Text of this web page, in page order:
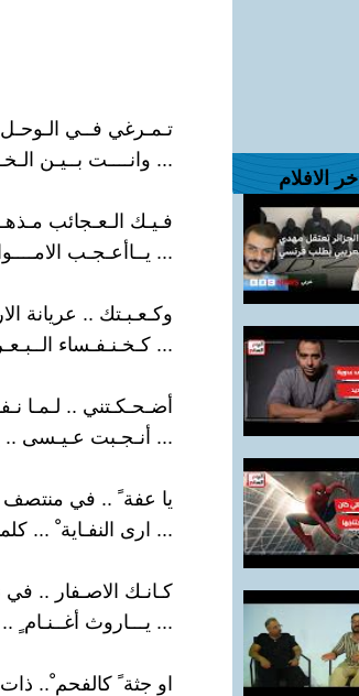
اخر الافلام
تـمـرغي فــي
... وانــــت بــيـن
فـيـك الـعـجائب
... يــاأعـجـب
وكـعـبـتك .. عريانة
... كـخـنـفـساء
أضـحـكـتني .. لـمـا
... أنـجـبت عـيـسى ..
يا عفة ً .. في منتصف
... ارى النفـاية ْ ...
كـانـك الاصـفار ..
... يـــاروث أغــنـام
او جثة ً كالفحم ْ.. ذات